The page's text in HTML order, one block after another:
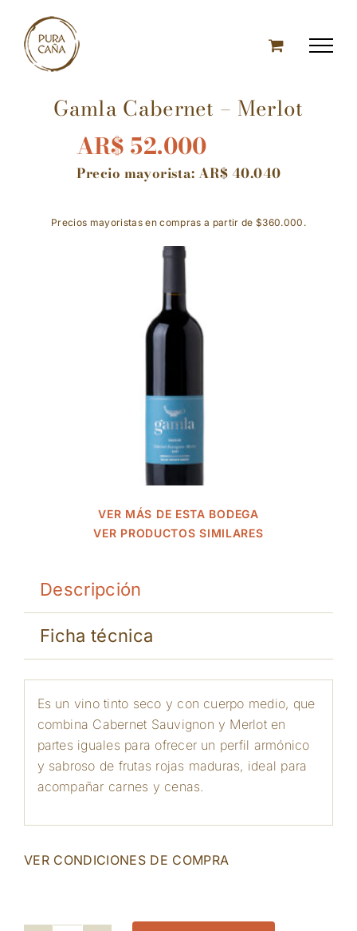
content
Gamla Cabernet – Merlot
AR$ 52.000
Precio mayorista:AR$40.040
Precios mayoristas en compras a partir de $360.000.
VER MÁS DE ESTA BODEGA
VER PRODUCTOS SIMILARES
Descripción
Ficha técnica
Es un vino tinto seco y con cuerpo medio, que
combina Cabernet Sauvignon y Merlot en
partes iguales para ofrecer un perfil armónico
y sabroso de frutas rojas maduras, ideal para
acompañar carnes y cenas.
VER CONDICIONES DE COMPRA